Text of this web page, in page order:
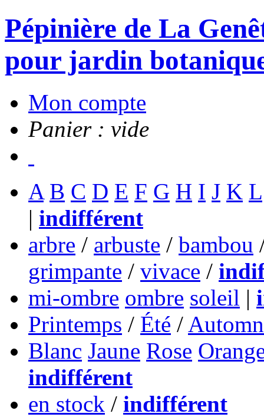
Pépinière de La
pour jardin
Mon compte
Panier : vide
A B C D E F G H I J K L
| indifférent
arbre / arbuste / bambou
grimpante / vivace /
mi-ombre ombre soleil |
Printemps / Été /
Blanc Jaune Rose
indifférent
en stock / indifférent